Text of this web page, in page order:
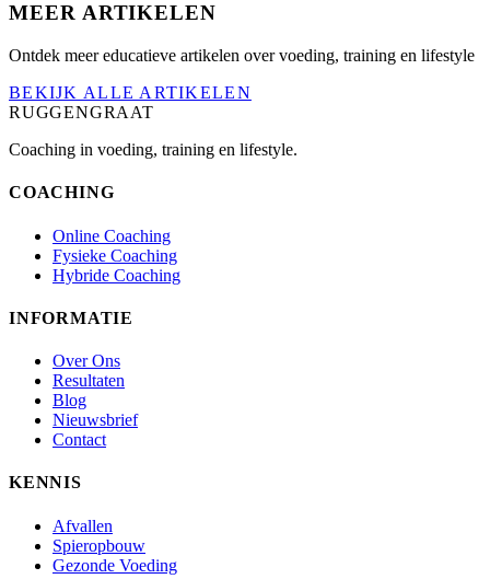
MEER ARTIKELEN
Ontdek meer educatieve artikelen over voeding, training en lifestyle
BEKIJK ALLE ARTIKELEN
RUGGENGRAAT
Coaching in voeding, training en lifestyle.
COACHING
Online Coaching
Fysieke Coaching
Hybride Coaching
INFORMATIE
Over Ons
Resultaten
Blog
Nieuwsbrief
Contact
KENNIS
Afvallen
Spieropbouw
Gezonde Voeding